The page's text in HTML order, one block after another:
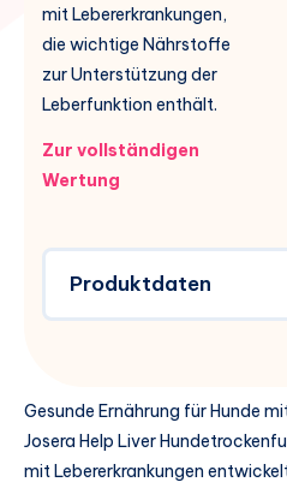
mit Lebererkrankungen,
die wichtige Nährstoffe
zur Unterstützung der
Leberfunktion enthält.
Zur vollständigen
Wertung
Produktdaten
Gesunde Ernährung für Hunde
Josera Help Liver
mit Lebererkrankungen